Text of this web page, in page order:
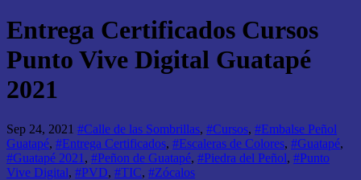
Entrega Certificados Cursos
Punto Vive Digital Guatapé
2021
Sep 24, 2021 #Calle de las Sombrillas, #Cursos, #Embalse Peñol
Guatapé, #Entrega Certificados, #Escaleras de Colores, #Guatapé,
#Guatapé 2021 , #Peñon de Guatapé, #Piedra del Peñol, #Punto
Vive Digital, #PVD, #TIC, #Zócalos